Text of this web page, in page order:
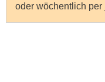
oder wöchentlich per